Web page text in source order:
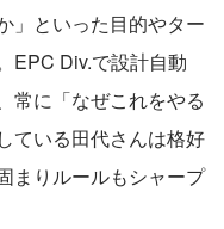
」といった目的やター
EPC Div.で設計自動
常に「なぜこれをやる
ている田代さんは格好
まりルールもシャープ